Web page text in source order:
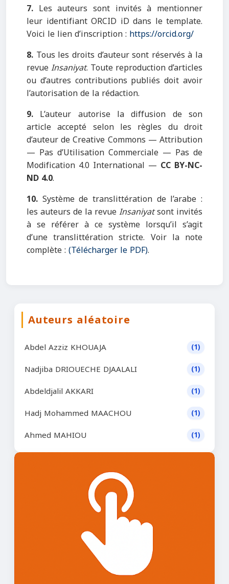
7. Les auteurs sont invités à mentionner
leur identifiant ORCID iD dans le template.
Voici le lien d’inscription : https://orcid.org/
8. Tous les droits d’auteur sont réservés à la
revueInsaniyat. Toute reproduction d’articles
ou d’autres contributions publiés doit avoir
l’autorisation de la rédaction.
9. L’auteur autorise la diffusion de son
article accepté selon les règles du droit
d’auteur de Creative Commons — Attribution
— Pas d’Utilisation Commerciale — Pas de
Modification 4.0 International — CC BY-NC-
ND 4.0.
10. Système de translittération de l’arabe :
les auteurs de la revueInsaniyatsont invités
à se référer à ce système lorsqu’il s’agit
d’une translittération stricte. Voir la note
complète :(Télécharger le PDF).
Auteurs aléatoire
Abdel Azziz KHOUAJA (1)
Nadjiba DRIOUECHE DJAALALI (1)
Abdeldjalil AKKARI (1)
Hadj Mohammed MAACHOU (1)
Ahmed MAHIOU (1)